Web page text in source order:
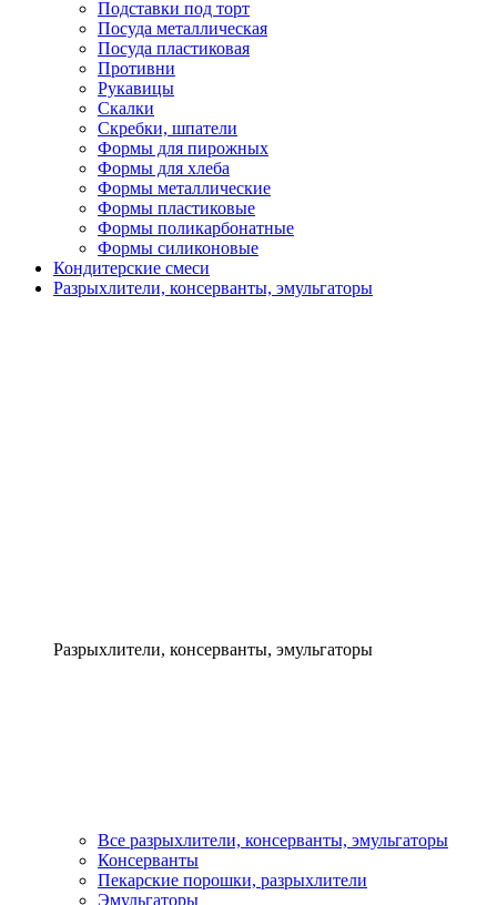
Подставки под торт
Посуда металлическая
Посуда пластиковая
Противни
Рукавицы
Скалки
Скребки, шпатели
Формы для пирожных
Формы для хлеба
Формы металлические
Формы пластиковые
Формы поликарбонатные
Формы силиконовые
Кондитерские смеси
Разрыхлители, консерванты, эмульгаторы
Разрыхлители, консерванты, эмульгаторы
Все разрыхлители, консерванты, эмульгаторы
Консерванты
Пекарские порошки, разрыхлители
Эмульгаторы